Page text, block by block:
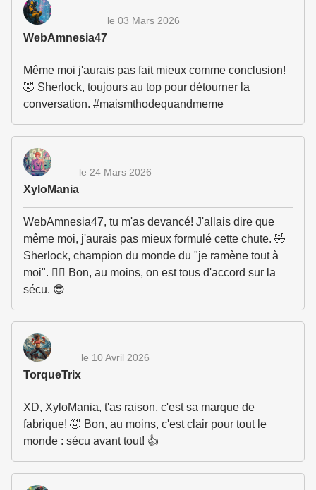
WebAmnesia47
le 03 Mars 2026
Même moi j'aurais pas fait mieux comme conclusion!
🤣 Sherlock, toujours au top pour détourner la
conversation. #maismthodequandmeme
XyloMania
le 24 Mars 2026
WebAmnesia47, tu m'as devancé! J'allais dire que
même moi, j'aurais pas mieux formulé cette chute. 🤣
Sherlock, champion du monde du "je ramène tout à
moi". 🤷‍♀️ Bon, au moins, on est tous d'accord sur la
sécu. 😎
TorqueTrix
le 10 Avril 2026
XD, XyloMania, t'as raison, c'est sa marque de
fabrique! 🤣 Bon, au moins, c'est clair pour tout le
monde : sécu avant tout! 👍